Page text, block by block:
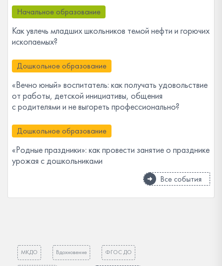
Начальное образование
Как увлечь младших школьников темой нефти и горючих
ископаемых?
Дошкольное образование
«Вечно юный» воспитатель: как получать удовольствие
от работы, детской инициативы, общения
с родителями и не выгореть профессионально?
Дошкольное образование
«Родные праздники»: как провести занятие о празднике
урожая с дошкольниками
Все события
МКДО Вдохновение ФГОС ДО